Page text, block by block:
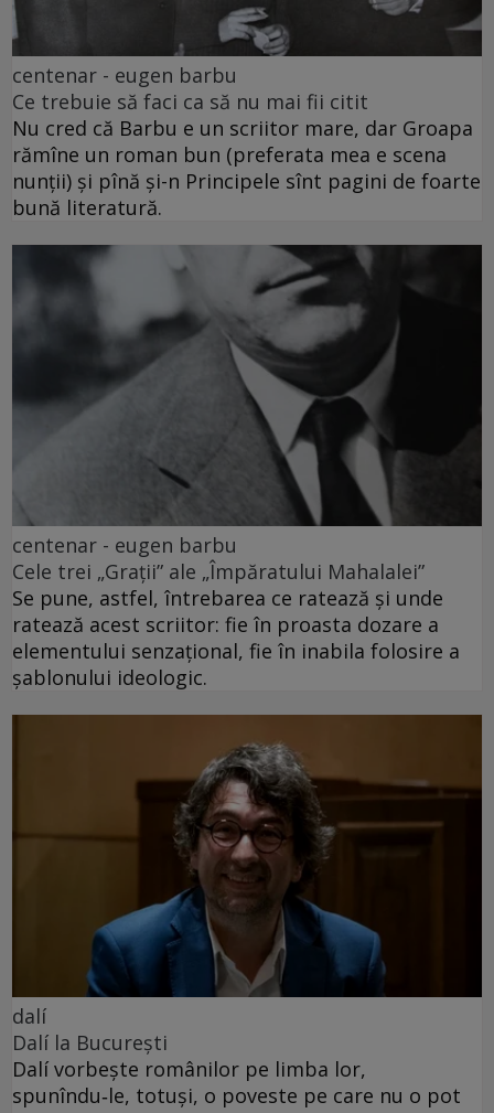
centenar - eugen barbu
Ce trebuie să faci ca să nu mai fii citit
Nu cred că Barbu e un scriitor mare, dar Groapa
rămîne un roman bun (preferata mea e scena
nunții) și pînă și-n Principele sînt pagini de foarte
bună literatură.
centenar - eugen barbu
Cele trei „Grații” ale „Împăratului Mahalalei”
Se pune, astfel, întrebarea ce ratează și unde
ratează acest scriitor: fie în proasta dozare a
elementului senzațional, fie în inabila folosire a
șablonului ideologic.
dalí
Dalí la București
Dalí vorbește românilor pe limba lor,
spunîndu‑le, totuși, o poveste pe care nu o pot